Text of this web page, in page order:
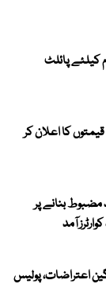
کیلئے پائلٹ
کا اعلان کر
مضبوط بنانے پر
آمد
اعتراضات، پولیس